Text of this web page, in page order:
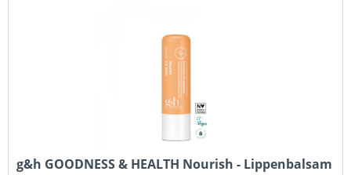
g&h GOODNESS & HEALTH Nourish - Lippenbalsam